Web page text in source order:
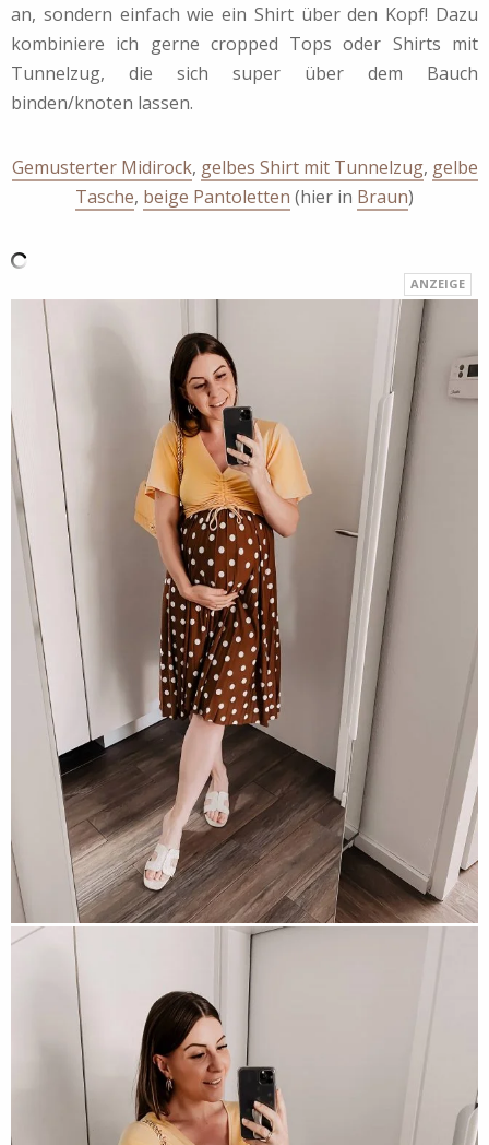
an, sondern einfach wie ein Shirt über den Kopf! Dazu
kombiniere ich gerne cropped Tops oder Shirts mit
Tunnelzug, die sich super über dem Bauch
binden/knoten lassen.
Gemusterter Midirock, gelbes Shirt mit Tunnelzug, gelbe
Tasche, beige Pantoletten (hier in Braun)